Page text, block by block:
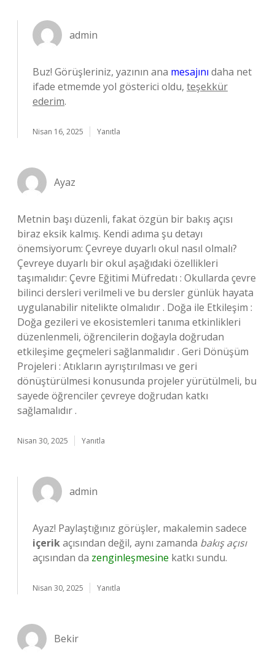
admin
Buz! Görüşleriniz, yazının ana mesajını daha net
ifade etmemde yol gösterici oldu, teşekkür
ederim.
Nisan 16, 2025 Yanıtla
Ayaz
Metnin başı düzenli, fakat özgün bir bakış açısı
biraz eksik kalmış. Kendi adıma şu detayı
önemsiyorum: Çevreye duyarlı okul nasıl olmalı?
Çevreye duyarlı bir okul aşağıdaki özellikleri
taşımalıdır: Çevre Eğitimi Müfredatı : Okullarda çevre
bilinci dersleri verilmeli ve bu dersler günlük hayata
uygulanabilir nitelikte olmalıdır . Doğa ile Etkileşim :
Doğa gezileri ve ekosistemleri tanıma etkinlikleri
düzenlenmeli, öğrencilerin doğayla doğrudan
etkileşime geçmeleri sağlanmalıdır . Geri Dönüşüm
Projeleri : Atıkların ayrıştırılması ve geri
dönüştürülmesi konusunda projeler yürütülmeli, bu
sayede öğrenciler çevreye doğrudan katkı
sağlamalıdır .
Nisan 30, 2025 Yanıtla
admin
Ayaz! Paylaştığınız görüşler, makalemin sadece
içerikaçısından değil, aynı zamanda bakış açısı
açısından da zenginleşmesine katkı sundu.
Nisan 30, 2025 Yanıtla
Bekir